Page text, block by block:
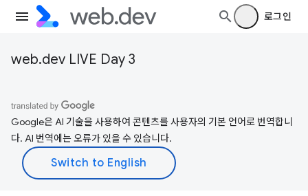
로그인
web.dev LIVE Day 3
Google은 AI 기술을 사용하여 콘텐츠를 사용자의 기본 언어로 번역합니
다. AI 번역에는 오류가 있을 수 있습니다.